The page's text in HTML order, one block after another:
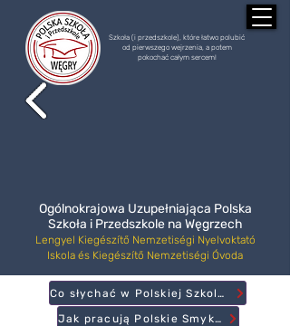
Szkoła (i przedszkole), które łatwo polubić
od pierwszego wejrzenia, a potem
pokochać całym sercem!
Ogólnokrajowa Uzupełniająca Polska
Szkoła i Przedszkole na Węgrzech
Lengyel Kiegészítő Nemzetiségi Nyelvoktató
Iskola és Kiegészítő Nemzetiségi Óvoda
Jak pracują Polskie Smyki?
Co słychać w Polskiej Szkole?